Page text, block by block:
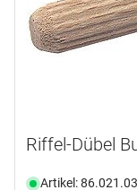
Riffel-Dübel
Artikel: